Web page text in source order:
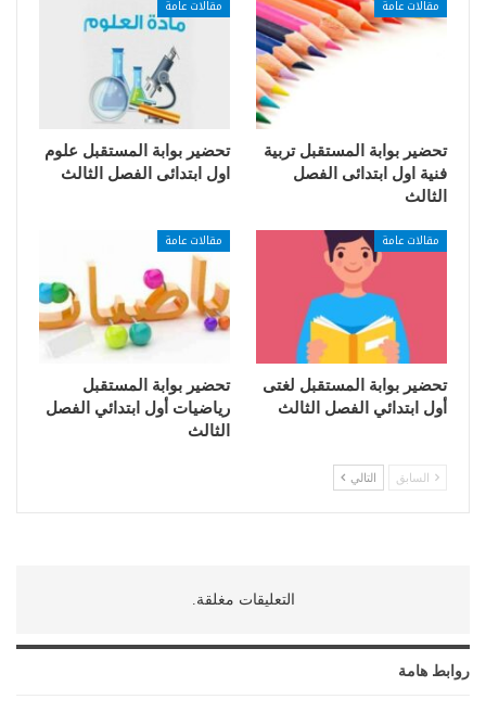
مقالات عامة
تحضير بوابة المستقبل تربية
فنية اول ابتدائى الفصل
الثالث
مقالات عامة
تحضير بوابة المستقبل علوم
اول ابتدائى الفصل الثالث
مقالات عامة
تحضير بوابة المستقبل لغتى
أول ابتدائي الفصل الثالث
مقالات عامة
تحضير بوابة المستقبل
رياضيات أول ابتدائي الفصل
الثالث
السابق التالي
التعليقات مغلقة.
روابط هامة